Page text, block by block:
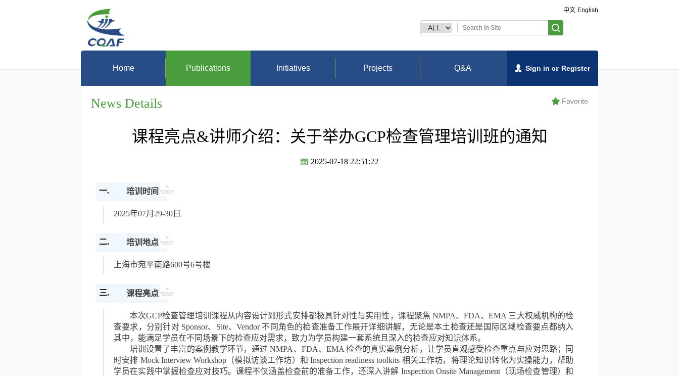
中文 English
Home Publications Initiatives Projects Q&A Sign in or Register
News Details Favorite
课程亮点&讲师介绍：关于举办GCP检查管理培训班的通知
2025-07-18 22:51:22
一. 培训时间
2025年07月29-30日
二. 培训地点
上海市宛平南路600号6号楼
三. 课程亮点
本次GCP检查管理培训课程从内容设计到形式安排都极具针对性与实用性，课程聚焦 NMPA、FDA、EMA 三大权威机构的检
查要求，分别针对 Sponsor、Site、Vendor 不同角色的检查准备工作展开详细讲解，无论是本土检查还是国际区域检查要点都纳入
其中，能满足学员在不同场景下的检查应对需求，致力为学员构建一套系统且深入的检查应对知识体系。
培训设置了丰富的案例教学环节，通过 NMPA、FDA、EMA 检查的真实案例分析，让学员直观感受检查重点与应对思路；同
时安排 Mock Interview Workshop（模拟访谈工作坊）和 Inspection readiness toolkits 相关工作坊，将理论知识转化为实操能力，帮助
学员在实践中掌握检查应对技巧。课程不仅涵盖检查前的准备工作，还深入讲解 Inspection Onsite Management（现场检查管理）和